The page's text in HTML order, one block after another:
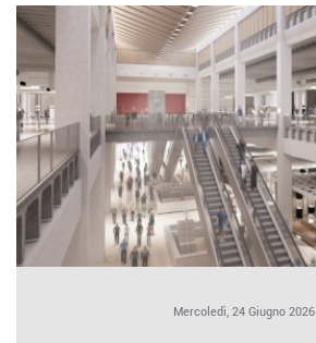
Mercoledì, 24 Giugno 2026